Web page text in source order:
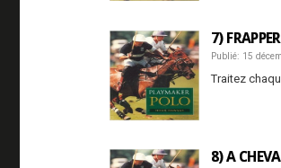
7)
Publié: 15
Traitez
8) A